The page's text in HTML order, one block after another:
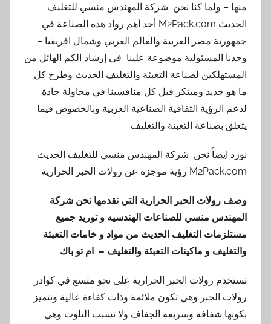
منها – ولما كنا نحن شركة المهندس منسي للتغليف
الحديث M2Pack.com أحد أهم رواد هذه الصناعة في
جمهورية مصر العربية والعالم العربي وشمال افريقيا –
وجدنا المسئولية موضوعة علينا في إرشاد الكم الهائل من
المستهلكين لصناعة التعبئة والتغليف الحديث وطرح كل
ما هو جديد ومبتكر قبل كل منافسينا في محاولة جادة
لدعم الرؤية الثقافية الصناعية العربية وبالخصوص فيما
يتعلق بصناعة التعبئة والتغليف
نورد ايضاً نحن شركة المهندس منسي للتغليف الحديث
M2Pack.com رؤية موجزة عن رولات الحبر الحرارية
وصف رولات الحبر الحرارية التي نقدمها نحن شركة
المهندس منسي للصناعات الهندسيه و توريد جميع
مستلزمات التغليف الحديث من مواد و خامات التعبئة
والتغليف و ماكينات التعبئة والتغليف – ام تو باك
تستخدم رولات الحبر الحرارية على نحو متسع في كوادر
رولات الحبر وهي تكون ملائمة وذات كفاءة عالية وتتميز
بكونها شفافة وسريعة الجفاف ولا تسبب التلوث وهي